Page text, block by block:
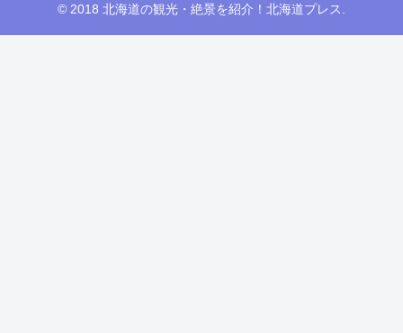
© 2018 北海道の観光・絶景を紹介！北海道プレス.